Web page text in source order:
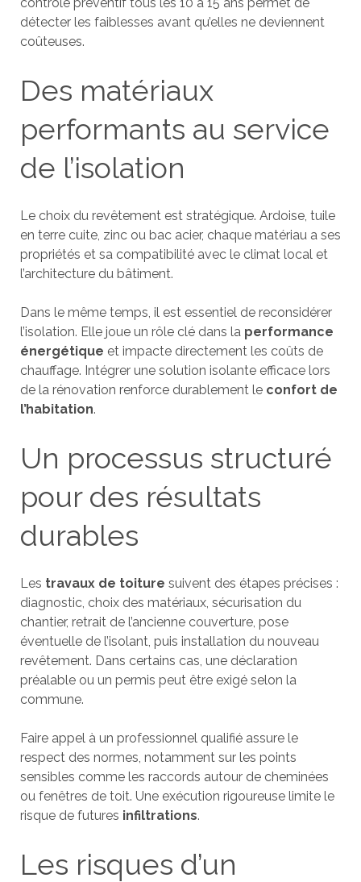
détecter les faiblesses avant qu’elles ne deviennent
coûteuses.
Des matériaux
performants au service
de l’isolation
Le choix du revêtement est stratégique. Ardoise, tuile
en terre cuite, zinc ou bac acier, chaque matériau a ses
propriétés et sa compatibilité avec le climat local et
l’architecture du bâtiment.
Dans le même temps, il est essentiel de reconsidérer
l’isolation. Elle joue un rôle clé dans la performance
énergétique et impacte directement les coûts de
chauffage. Intégrer une solution isolante efficace lors
de la rénovation renforce durablement le confort de
l’habitation.
Un processus structuré
pour des résultats
durables
Les travaux de toiture suivent des étapes précises :
diagnostic, choix des matériaux, sécurisation du
chantier, retrait de l’ancienne couverture, pose
éventuelle de l’isolant, puis installation du nouveau
revêtement. Dans certains cas, une déclaration
préalable ou un permis peut être exigé selon la
commune.
Faire appel à un professionnel qualifié assure le
respect des normes, notamment sur les points
sensibles comme les raccords autour de cheminées
ou fenêtres de toit. Une exécution rigoureuse limite le
risque de futures infiltrations.
Les risques d’un